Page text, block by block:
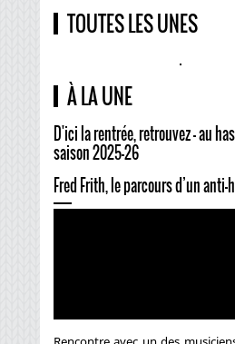
TOUTES LES UNES
À LA UNE
D'ici la rentrée, retrouvez - au
saison 2025-26
Fred Frith, le parcours d’un anti-